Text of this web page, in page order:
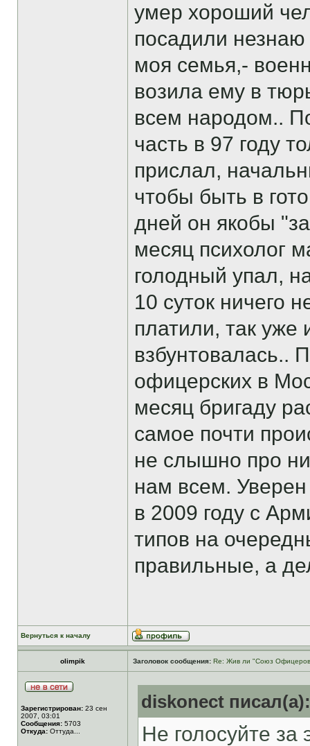
умер хороший
посадили
моя семья,-
возила ему в
всем народом..
часть в 97 году
прислал,
чтобы быть в
дней он якобы
месяц психолог
голодный упал,
10 суток ничего
платили, так уже
взбунтовалась..
офицерских в
месяц бригаду
самое почти
не слышно про
нам всем. Уверен
в 2009 году с
типов на
правильные, а
Вернуться к началу
olimpik Заголовок сообщения: Re: Жив ли "Союз
Зарегистрирован: 23 сен
2007, 03:01
Сообщения: 5703
Откуда: Оттуда...
diskonect писал(а):
Не голосуйте за